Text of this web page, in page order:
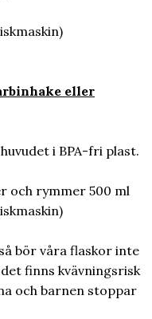
eller
i BPA-fri plast.
och rymmer 500 ml
bör våra flaskor inte
finns kvävningsrisk
och barnen stoppar